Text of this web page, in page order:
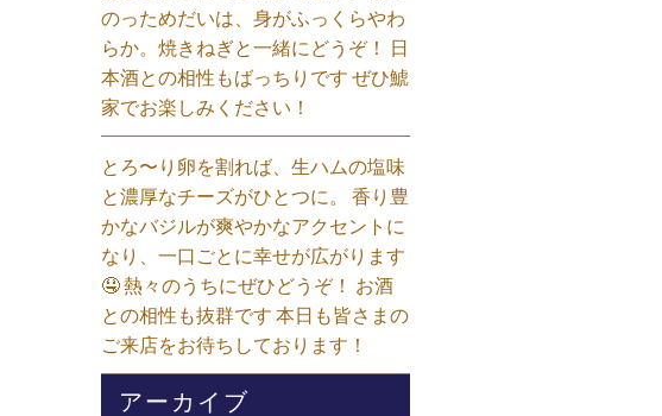
のっためだいは、身がふっくらやわ
らか。焼きねぎと一緒にどうぞ！ 日
本酒との相性もばっちりです ぜひ鯱
家でお楽しみください！⁡
とろ〜り卵を割れば、生ハムの塩味
と濃厚なチーズがひとつに。 香り豊
かなバジルが爽やかなアクセントに
なり、一口ごとに幸せが広がります
🤤 熱々のうちにぜひどうぞ！ お酒
との相性も抜群です 本日も皆さまの
ご来店をお待ちしております！⁡
アーカイブ